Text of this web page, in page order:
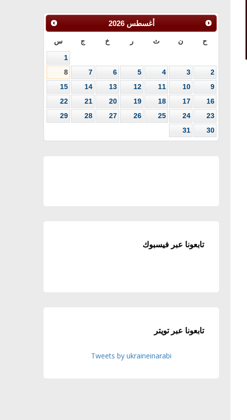
أغسطس 2026
ح ن ث ر خ ج س
1
2
3
4
5
6
7
8
9
10
11
12
13
14
15
16
17
18
19
20
21
22
23
24
25
26
27
28
29
30
31
تابعونا عبر فيسبوك
تابعونا عبر تويتر
Tweets by ukraineinarabi